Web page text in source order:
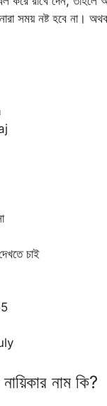
সময় নষ্ট হবে না।
চাই
নাম কি?